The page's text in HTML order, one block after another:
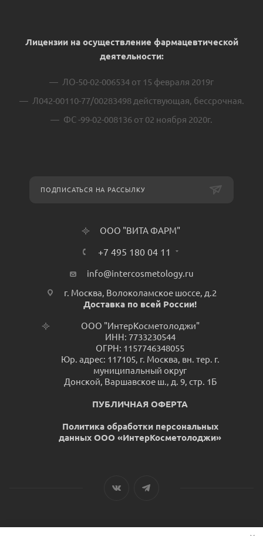
Лицензии на осуществление фармацевтической
деятельности:
ЛО-50-02-006534 от 15 февраля 2019г
Л042-00110-77/00283498 действующая, бессрочная.
ФС -99-02-008136 от 02 ноября 2020г.
ПОДПИСАТЬСЯ НА РАССЫЛКУ
ООО "ВИТА ФАРМ"
+7 495 180 04 11
info@intercosmetology.ru
г. Москва, Волоколамское шоссе, д.2
Доставка по всей России!
ООО "ИнтерКосметолоджи"
ИНН: 7733230544
ОГРН: 1157746348055
Юр. адрес: 117105, г. Москва, вн. тер. г.
муниципальный округ
Донской, Варшавское ш., д. 9, стр. 1Б
ПУБЛИЧНАЯ ОФЕРТА
Политика обработки персональных
данных ООО «ИнтерКосметолоджи»